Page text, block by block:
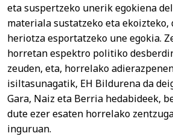
eta suspertzeko unerik egokiena
materiala sustatzeko eta
heriotza esportatzeko une egokia.
horretan espektro politiko
zeuden, eta, horrelako
isiltasunagatik, EH Bildurena da
Gara, Naiz eta Berria hedabideek,
dute ezer esaten horrelako
inguruan.